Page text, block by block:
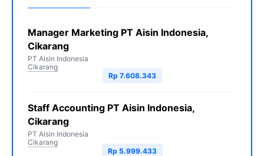
Manager Marketing PT Aisin Indonesia,
Cikarang
PT Aisin Indonesia
Cikarang
Rp 7.608.343
Staff Accounting PT Aisin Indonesia,
Cikarang
PT Aisin Indonesia
Cikarang
Rp 5.999.433